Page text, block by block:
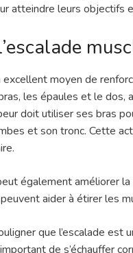
atteindre leurs objectifs
excellent moyen de
les épaules et le dos,
doit utiliser ses bras
et son tronc. Cette
également améliorer
aider à étirer les
que l’escalade
de s’échauffer